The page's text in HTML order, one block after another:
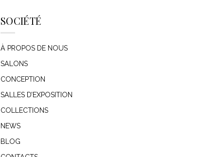
SOCIÉTÉ
À PROPOS DE NOUS
SALONS
CONCEPTION
SALLES D’EXPOSITION
COLLECTIONS
NEWS
BLOG